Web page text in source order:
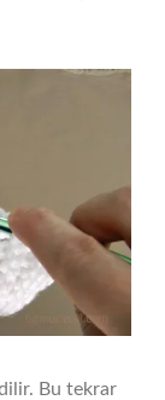
Bu tekrar